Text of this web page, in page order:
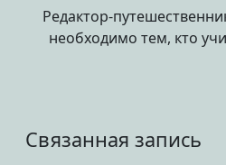
Редактор-
необходимо тем, кто
Связанная запись